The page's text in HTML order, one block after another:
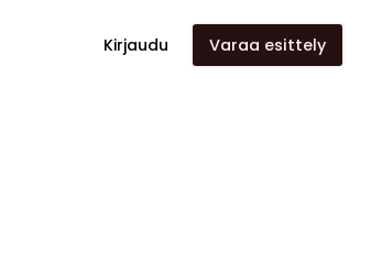
Kirjaudu Varaa esittely